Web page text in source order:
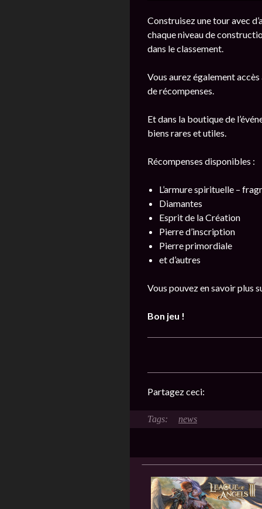
Construisez une tour avec
chaque niveau de
dans le classement.
Vous aurez également
de récompenses.
Et dans la boutique de
biens rares et utiles.
Récompenses disponibles :
L’armure spirituelle –
Diamantes
Esprit de la Création
Pierre d’inscription
Pierre primordiale
et d’autres
Vous pouvez en savoir plus
Bon jeu !
Partagez ceci:
news